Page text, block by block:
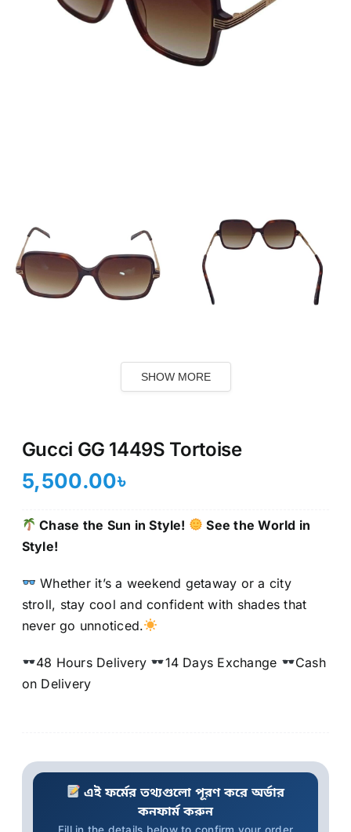
SHOW MORE
Gucci GG 1449S Tortoise
5,500.00৳
Chase the Sun in Style!
See the World in
Style!
Whether it’s a weekend getaway or a city
stroll, stay cool and confident with shades that
never go unnoticed.
48 Hours Delivery 14 Days Exchange
Cash
on Delivery
এই ফর্মের তথ্যগুলো পূরণ করে অর্ডার
কনফার্ম করুন
Fill in the details below to confirm your order